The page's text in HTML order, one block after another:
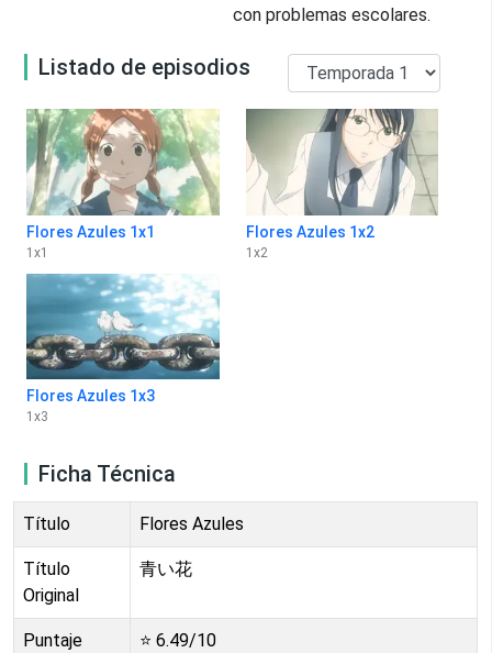
con problemas escolares.
Listado de episodios
Flores Azules 1x1
1 x1
Flores Azules 1x2
1 x2
Flores Azules 1x3
1 x3
Ficha Técnica
Título Flores Azules
Título
Original
青い花
Puntaje ⭐ 6.49/10